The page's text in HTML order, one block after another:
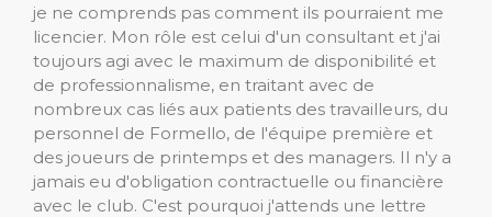
je ne comprends pas comment ils pourraient me
licencier. Mon rôle est celui d'un consultant et j'ai
toujours agi avec le maximum de disponibilité et
de professionnalisme, en traitant avec de
nombreux cas liés aux patients des travailleurs, du
personnel de Formello, de l'équipe première et
des joueurs de printemps et des managers. Il n'y a
jamais eu d'obligation contractuelle ou financière
avec le club. C'est pourquoi j'attends une lettre